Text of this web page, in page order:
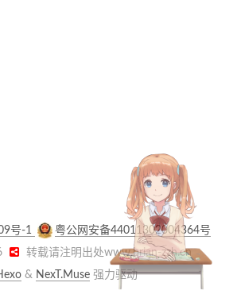
号-1
粤公网安备44011302004364号
转载请注明出处www.brian-zzh.cn
& NexT.Muse强力驱动